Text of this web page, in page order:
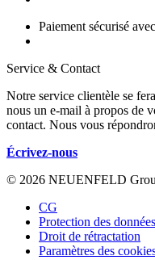
Paiement sécurisé
Service & Contact
Notre service clientèle se
nous un e-mail à propos de
contact. Nous vous
Écrivez-nous
© 2026 NEUENFELD
CG
Protection des données
Droit de rétractation
Paramètres des